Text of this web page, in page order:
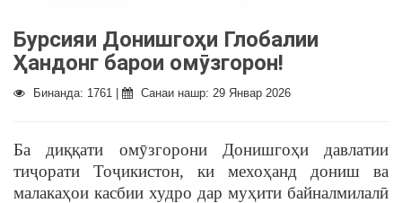
Бурсияи Донишгоҳи Глобалии
Ҳандонг барои омӯзгорон!
Бинанда: 1761 | Санаи нашр: 29 Январ 2026
Ба диққати омӯзгорони Донишгоҳи давлатии
тиҷорати Тоҷикистон, ки мехоҳанд дониш ва
малакаҳои касбии худро дар муҳити байналмилалӣ